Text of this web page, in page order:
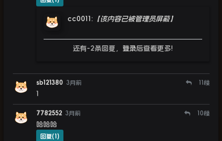
cc0011 : 【该内容已被管理员屏蔽】
还有-2条回复， 登录后查看更多!
sb121380 3月前 11 楼
1
7782552 3月前 10楼
哈哈哈
回复(1)